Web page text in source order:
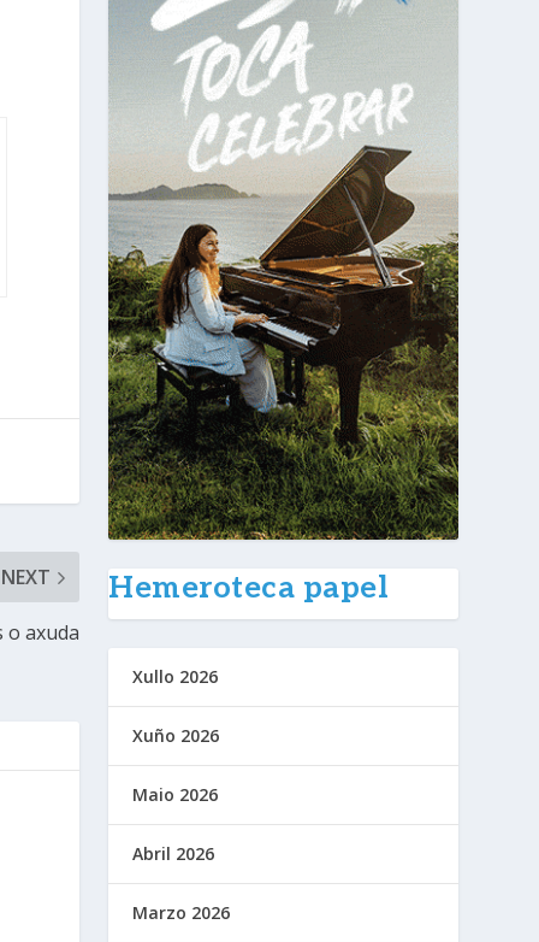
NEXT
o axuda
Hemeroteca papel
Xullo 2026
Xuño 2026
Maio 2026
Abril 2026
Marzo 2026